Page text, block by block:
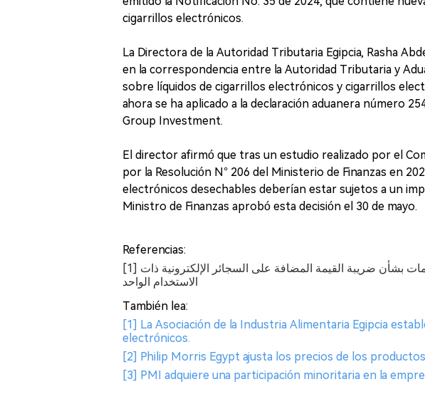
cigarrillos electrónicos.
La Directora de la Autoridad Tributaria Egipcia, Rasha
en la correspondencia entre la Autoridad Tributaria y
sobre líquidos de cigarrillos electrónicos y cigarrillos
ahora se ha aplicado a la declaración aduanera número
Group Investment.
El director afirmó que tras un estudio realizado por el
por la Resolución N° 206 del Ministerio de Finanzas en
electrónicos desechables deberían estar sujetos a un
Ministro de Finanzas aprobó esta decisión el 30 de mayo.
Referencias:
[1] الضرائب والجمارك المصرية تصدر تعليمات بشأن ضريبة القيمة المضافة على السجائر الإلكترونية ذات
الاستخدام الواحد
También lea:
[1] La Asociación de la Industria Alimentaria Egipcia
electrónicos.
[2] Philip Morris Egypt ajusta los precios de los
[3] PMI adquiere una participación minoritaria en la